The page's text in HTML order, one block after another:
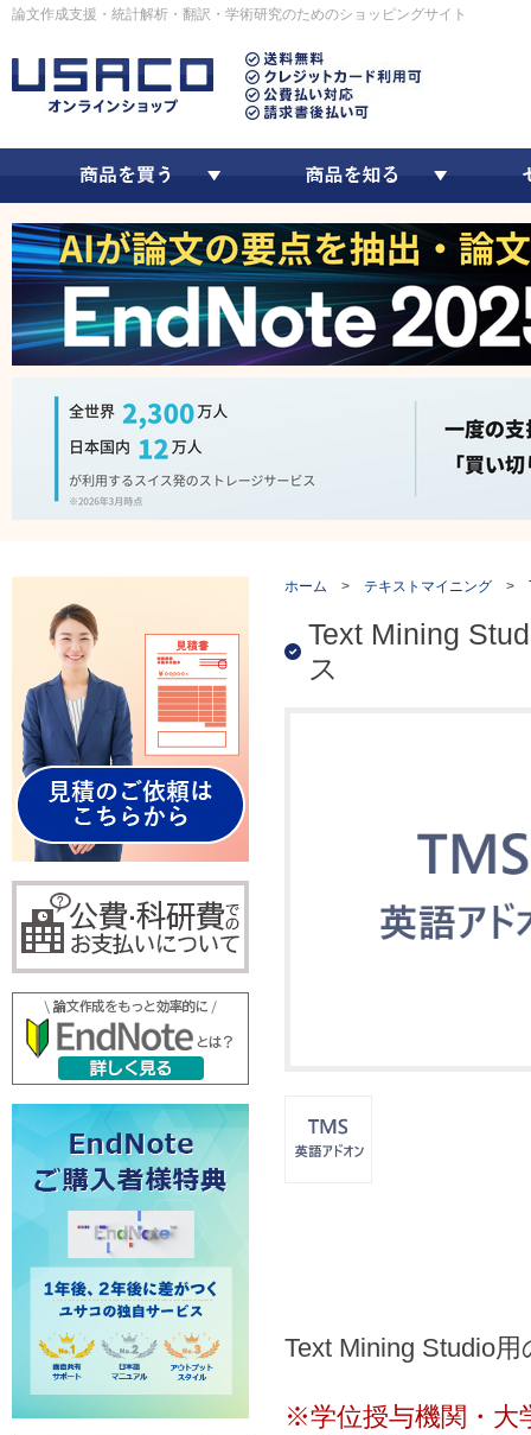
論文作成支援・統計解析・翻訳・学術研究のためのショッピングサイト
ホーム > テキストマイニング >
Text Mining
ス
Text Mining Studio
※学位授与機関・大